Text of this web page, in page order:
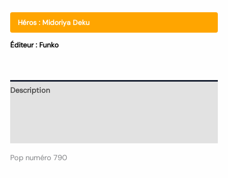
Héros : Midoriya Deku
Éditeur : Funko
Description
Pop numéro 790